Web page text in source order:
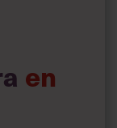
allt inom
och faller
en